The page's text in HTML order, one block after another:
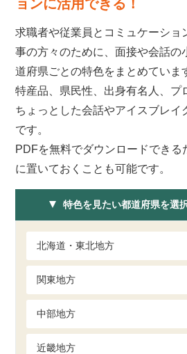
ョンに活用できる！
求職者や従業員とコミュケーショ
事の方々のために、面接や会話の
道府県ごとの特色をまとめていま
特産品、県民性、出身有名人、プ
ちょっとした会話やアイスブレイ
です。
PDFを無料でダウンロードできる
に置いておくことも可能です。
特色を見たい都道府県を選
北海道・東北地方
関東地方
中部地方
近畿地方